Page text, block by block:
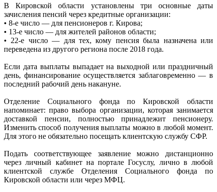
В Кировской области установлены три основные даты
зачисления пенсий через кредитные организации:
• 8-е число — для пенсионеров г. Кирова;
• 13-е число — для жителей районов области;
• 22-е число — для тех, кому пенсия была назначена или
переведена из другого региона после 2018 года.
Если дата выплаты выпадает на выходной или праздничный
день, финансирование осуществляется заблаговременно — в
последний рабочий день накануне.
Отделение Социального фонда по Кировской области
напоминает: право выбора организации, которая занимается
доставкой пенсии, полностью принадлежит пенсионеру.
Изменить способ получения выплаты можно в любой момент.
Для этого не обязательно посещать клиентскую службу СФР.
Подать соответствующее заявление можно дистанционно
через личный кабинет на портале Госуслу, лично в любой
клиентской службе Отделения Социального фонда по
Кировской области или через МФЦ.